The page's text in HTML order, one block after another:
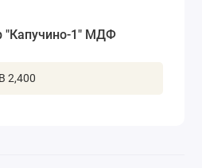
"Капучино-1" МДФ
2,400